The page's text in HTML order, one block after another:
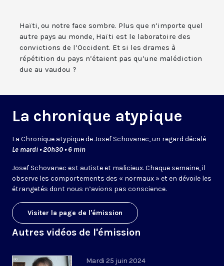
Haïti, ou notre face sombre. Plus que n’importe quel
autre pays au monde, Haïti est le laboratoire des
convictions de l’Occident. Et si les drames à
répétition du pays n’étaient pas qu’une malédiction
due au vaudou ?
La chronique atypique
La Chronique atypique de Josef Schovanec, un regard décalé
Le mardi • 20h30 • 6 min
Josef Schovanec est autiste et malicieux. Chaque semaine, il
observe les comportements des « normaux » et en dévoile les
étrangetés dont nous n’avions pas conscience.
Visiter la page de l'émission
Autres vidéos de l'émission
Mardi 25 juin 2024